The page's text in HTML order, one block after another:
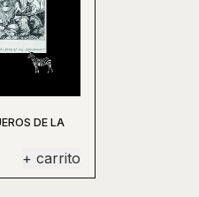
DE LA
+ carrito